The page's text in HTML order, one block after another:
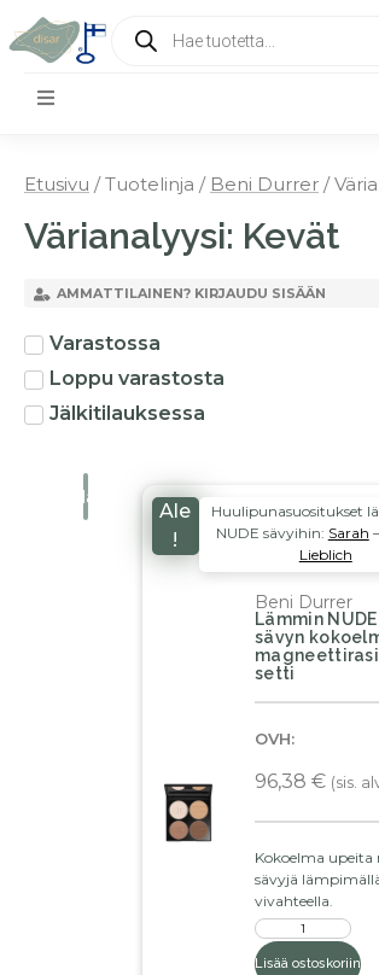
Etusivu / Tuotelinja / Beni Durrer /
Värianalyysi: Kevät
AMMATTILAINEN? KIRJAUDU SISÄÄN
Varastossa
Loppu varastosta
Jälkitilauksessa
Suodata
Ale
!
Huulipunasuositukset
NUDE sävyihin: Sarah –
Lieblich
Beni Durrer
Lämmin
sävyn
setti
OVH:
96,38€ (sis.
Kokoelma upeita
sävyjä
vivahteella.
Lisää ostoskoriin